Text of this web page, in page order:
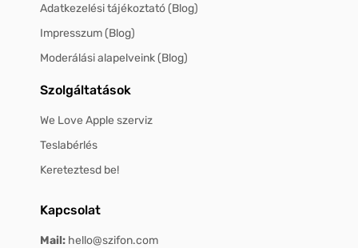
Adatkezelési tájékoztató (Blog)
Impresszum (Blog)
Moderálási alapelveink (Blog)
Szolgáltatások
We Love Apple szerviz
Teslabérlés
Kereteztesd be!
Kapcsolat
Mail: hello@szifon.com